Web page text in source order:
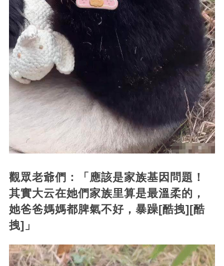
觀眾老爺們：「應該是家族基因問題！
其實大云在她們家族里算是最溫柔的，
她爸爸媽媽都脾氣不好，暴躁[酷拽][酷
拽]」